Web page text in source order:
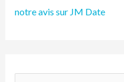
notre avis sur JM Date